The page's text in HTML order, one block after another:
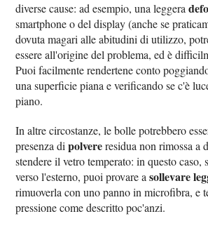
diverse cause: ad esempio, una leggera
smartphone o del display (anche se
dovuta magari alle abitudini di utilizzo,
essere all'origine del problema, ed è
Puoi facilmente rendertene conto
una superficie piana e verificando se c'è
piano.
In altre circostanze, le bolle potrebbero
presenza dipolvereresidua non rimossa a
stendere il vetro temperato: in questo caso,
verso l'esterno, puoi provare asollevare
rimuoverla con uno panno in microfibra, e
pressione come descritto poc'anzi.